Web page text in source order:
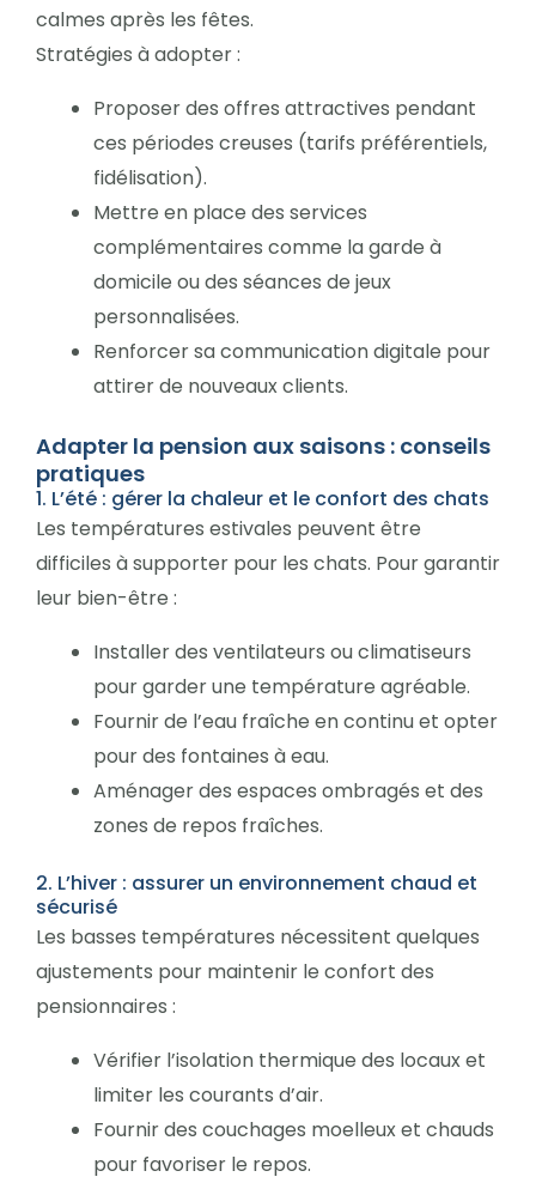
calmes après les fêtes.
Stratégies à adopter :
Proposer des offres attractives pendant
ces périodes creuses (tarifs préférentiels,
fidélisation).
Mettre en place des services
complémentaires comme la garde à
domicile ou des séances de jeux
personnalisées.
Renforcer sa communication digitale pour
attirer de nouveaux clients.
Adapter la pension aux saisons : conseils
pratiques
1. L’été : gérer la chaleur et le confort des chats
Les températures estivales peuvent être
difficiles à supporter pour les chats. Pour garantir
leur bien-être :
Installer des ventilateurs ou climatiseurs
pour garder une température agréable.
Fournir de l’eau fraîche en continu et opter
pour des fontaines à eau.
Aménager des espaces ombragés et des
zones de repos fraîches.
2. L’hiver : assurer un environnement chaud et
sécurisé
Les basses températures nécessitent quelques
ajustements pour maintenir le confort des
pensionnaires :
Vérifier l’isolation thermique des locaux et
limiter les courants d’air.
Fournir des couchages moelleux et chauds
pour favoriser le repos.